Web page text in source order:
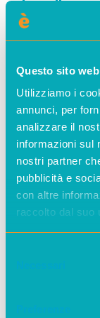
Questo sito
Utilizziamo i
annunci, per
analizzare il
informazioni sul
nostri partner
pubblicità e
con altre
raccolto dal suo
lo
Mettendo
l’energia
ènostra
imprese e
impianti
Lesociee